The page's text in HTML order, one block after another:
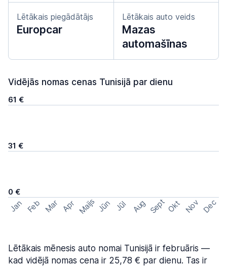
Lētākais piegādātājs
Europcar
Lētākais auto veids
Mazas
automašīnas
Vidējās nomas cenas Tunisijā par dienu
61 €
31 €
0 €
Jan Feb Mar Apr Maijs Jūn Jūl Aug Sept Okt Nov Dec
Lētākais mēnesis auto nomai Tunisijā ir februāris —
kad vidējā nomas cena ir 25,78 € par dienu. Tas ir